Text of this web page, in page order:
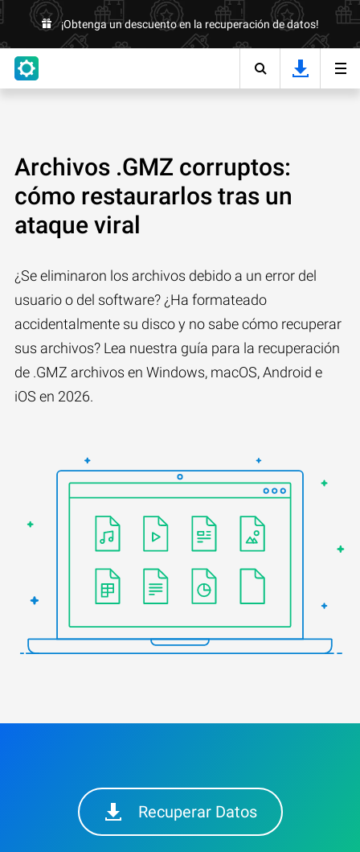
¡Obtenga un descuento en la recuperación de datos!
Archivos .GMZ corruptos:
cómo restaurarlos tras un
ataque viral
¿Se eliminaron los archivos debido a un error del
usuario o del software? ¿Ha formateado
accidentalmente su disco y no sabe cómo recuperar
sus archivos? Lea nuestra guía para la recuperación
de .GMZ archivos en Windows, macOS, Android e
iOS en 2026.
Recuperar Datos